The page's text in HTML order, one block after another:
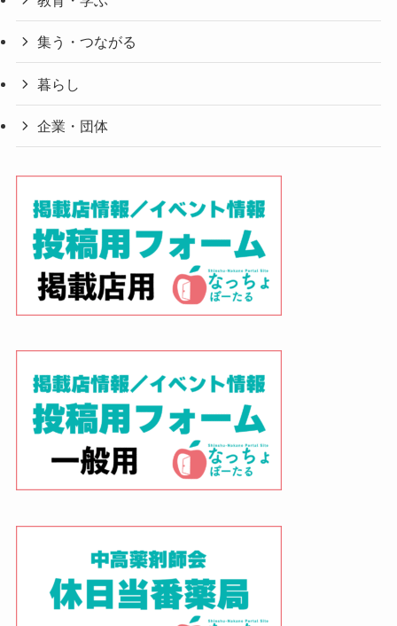
集う・つながる
暮らし
企業・団体